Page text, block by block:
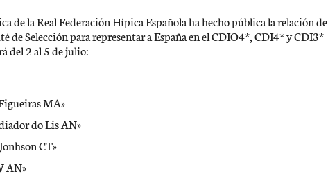
de la Real Federación Hípica Española ha hecho pública la relación de
de Selección para representar a España en el CDIO4*, CDI4* y CDI3*
del 2 al 5 de julio:
MA»
do Lis AN»
CT»
AN»